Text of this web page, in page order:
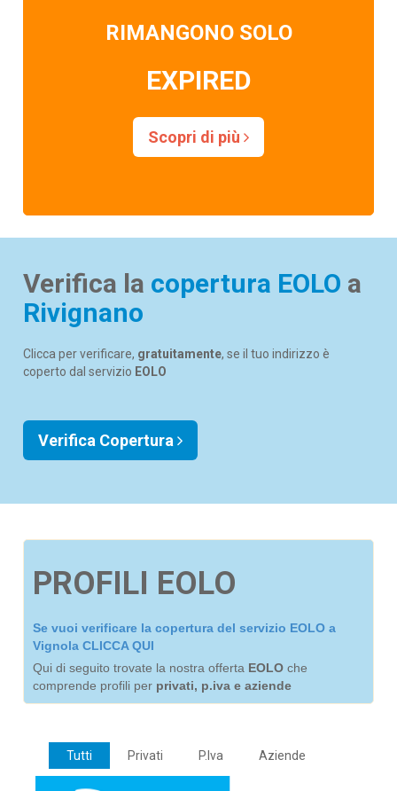
RIMANGONO SOLO
EXPIRED
Scopri di più
Verifica la copertura EOLO a
Rivignano
Clicca per verificare, gratuitamente, se il tuo indirizzo è
coperto dal servizio EOLO
Verifica Copertura
PROFILI EOLO
Se vuoi verificare la copertura del servizio EOLO a
Vignola CLICCA QUI
Qui di seguito trovate la nostra offerta EOLO che
comprende profili per privati, p.iva e aziende
Tutti Privati P.Iva Aziende